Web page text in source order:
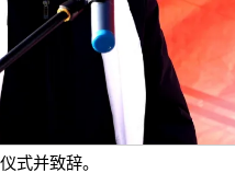
式并致辞。